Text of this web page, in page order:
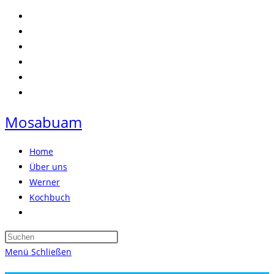
Zum
Inhalt
springen
Mosabuam
Home
Über uns
Werner
Kochbuch
umschalten
Press
Menü Schließen